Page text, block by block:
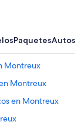
PaquetesAutos
Montreux
Montreux
en Montreux